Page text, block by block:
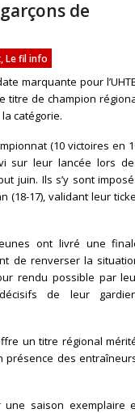
de
, Le fil info
marquante pour
titre de champion
catégorie.
(10 victoires en
sur leur lancée lors
juin. Ils s’y sont
(18-17), validant leur
ont livré une
de renverser la
rendu possible par
de leur
un titre régional
présence des
une saison exemplaire